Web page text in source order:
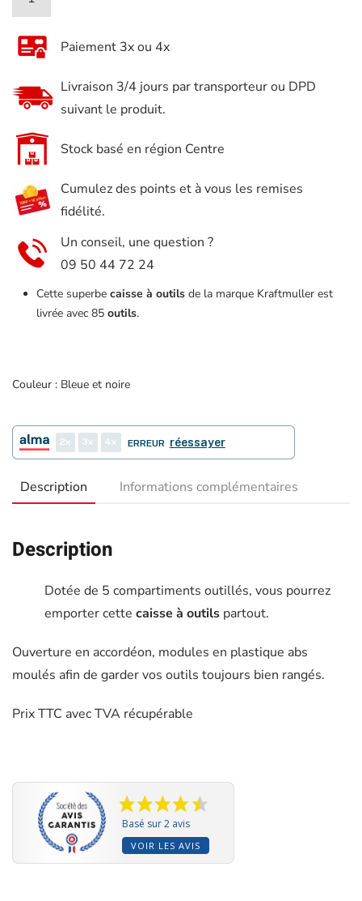
de
Caisse
métal
compartiments
Kraftmuller
85
pièces
Paiement 3x ou 4x
Livraison 3/4 jours par transporteur ou DPD
suivant le produit.
Stock basé en région Centre
Cumulez des points et à vous les remises
fidélité.
Un conseil, une question ?
09 50 44 72 24
Cette superbe caisse à outils de la marque Kraftmuller est
livrée avec 85 outils.
Couleur : Bleue et noire
2 3 4 ERREUR réessayer
Description Informations complémentaires
Description
Dotée de 5 compartiments outillés, vous pourrez
emporter cette caisse à outils partout.
Ouverture en accordéon, modules en plastique abs
moulés afin de garder vos outils toujours bien rangés.
Prix TTC avec TVA récupérable
Basé sur 2 avis
VOIR LES AVIS